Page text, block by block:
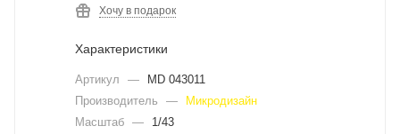
Хочу в подарок
Характеристики
Артикул —
MD 043011
Производитель
—
Микродизайн
Масштаб —
1/43